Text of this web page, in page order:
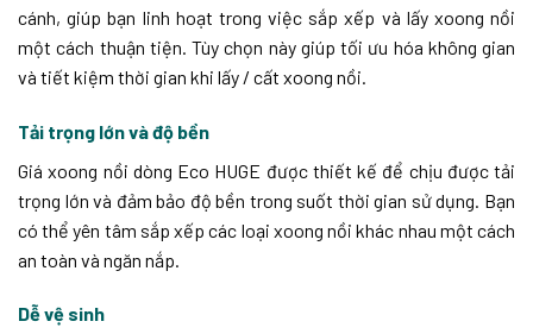
cánh, giúp bạn linh hoạt trong việc sắp xếp và lấy xoong nồi
một cách thuận tiện. Tùy chọn này giúp tối ưu hóa không gian
và tiết kiệm thời gian khi lấy / cất xoong nồi.
Tải trọng lớn và độ bền
Giá xoong nồi dòng Eco HUGE được thiết kế để chịu được tải
trọng lớn và đảm bảo độ bền trong suốt thời gian sử dụng. Bạn
có thể yên tâm sắp xếp các loại xoong nồi khác nhau một cách
an toàn và ngăn nắp.
Dễ vệ sinh